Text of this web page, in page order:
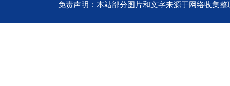
免责声明：本站部分图片和文字来源于网络收集